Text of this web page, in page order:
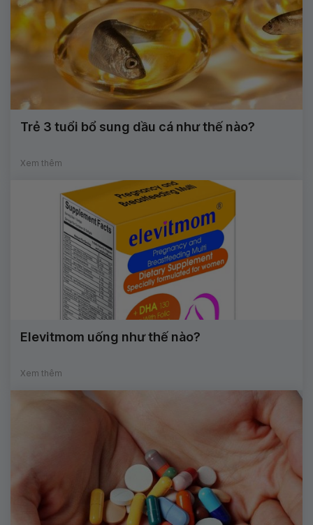
Trẻ 3 tuổi bổ sung dầu cá như thế nào?
Xem thêm
Elevitmom uống như thế nào?
Xem thêm